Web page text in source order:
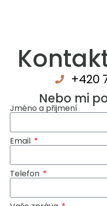
+420
Nebo mi
Jméno a přijmení
Email
Telefon